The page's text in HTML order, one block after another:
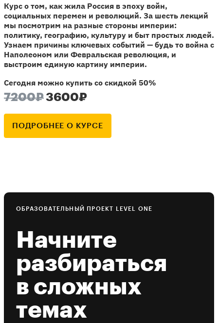
Курс о том, как жила Россия в эпоху войн,
социальных перемен и революций. За шесть лекций
мы посмотрим на разные стороны империи:
политику, географию, культуру и быт простых людей.
Узнаем причины ключевых событий — будь то война с
Наполеоном или Февральская революция, и
выстроим единую картину империи.
Сегодня можно купить со скидкой 50%
7200₽3600₽
ПОДРОБНЕЕ О КУРСЕ
ОБРАЗОВАТЕЛЬНЫЙ ПРОЕКТ LEVEL ONE
Начните
разбираться
в сложных
темах